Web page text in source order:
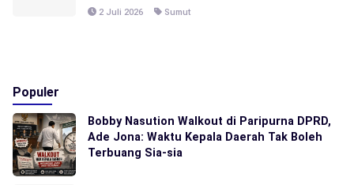
2 Juli 2026 Sumut
Populer
Bobby Nasution Walkout di Paripurna DPRD,
Ade Jona: Waktu Kepala Daerah Tak Boleh
Terbuang Sia-sia